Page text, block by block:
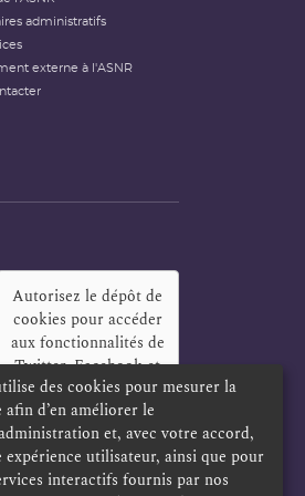
administratifs
externe à l'ASNR
Autorisez le dépôt de
cookies pour accéder
aux fonctionnalités de
Twitter, Facebook et
LinkedIn?
Oui
Toujours
des cookies pour mesurer la
d’en améliorer le
et, avec votre accord,
utilisateur, ainsi que pour
interactifs fournis par nos